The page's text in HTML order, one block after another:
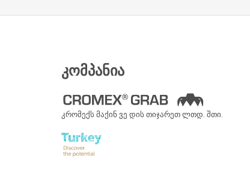
ᲙᲝᲛᲞᲐᲜᲘᲐ
კრომექს მაქინ ვე დის თიჯარეთ ლთდ. შთი.